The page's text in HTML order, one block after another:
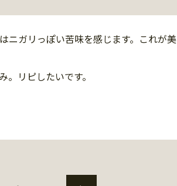
ニガリっぽい苦味を感じます。これが美
。リピしたいです。